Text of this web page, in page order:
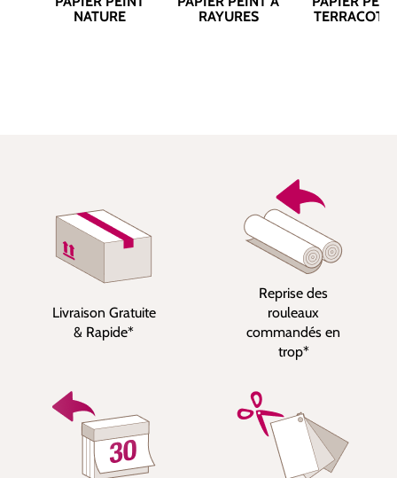
NATURE
RAYURES
Livraison Gratuite
& Rapide*
Reprise des
rouleaux
commandés en
trop*